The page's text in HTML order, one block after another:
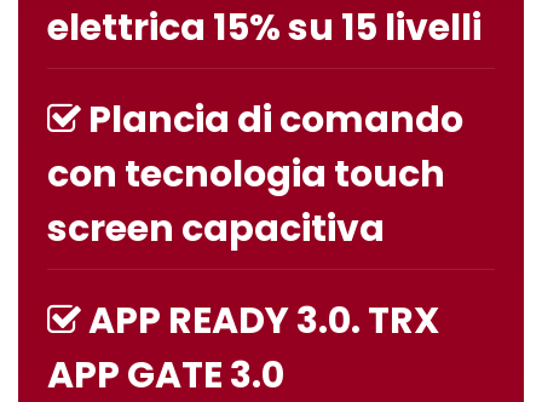
elettrica 15% su 15 livelli
Plancia di comando
con tecnologia touch
screen capacitiva
APP READY 3.0. TRX
APP GATE 3.0